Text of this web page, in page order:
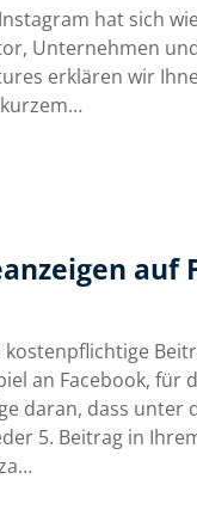
hat sich
Unternehmen
erklären wir
auf
an Facebook, für
daran, dass unter
5. Beitrag in